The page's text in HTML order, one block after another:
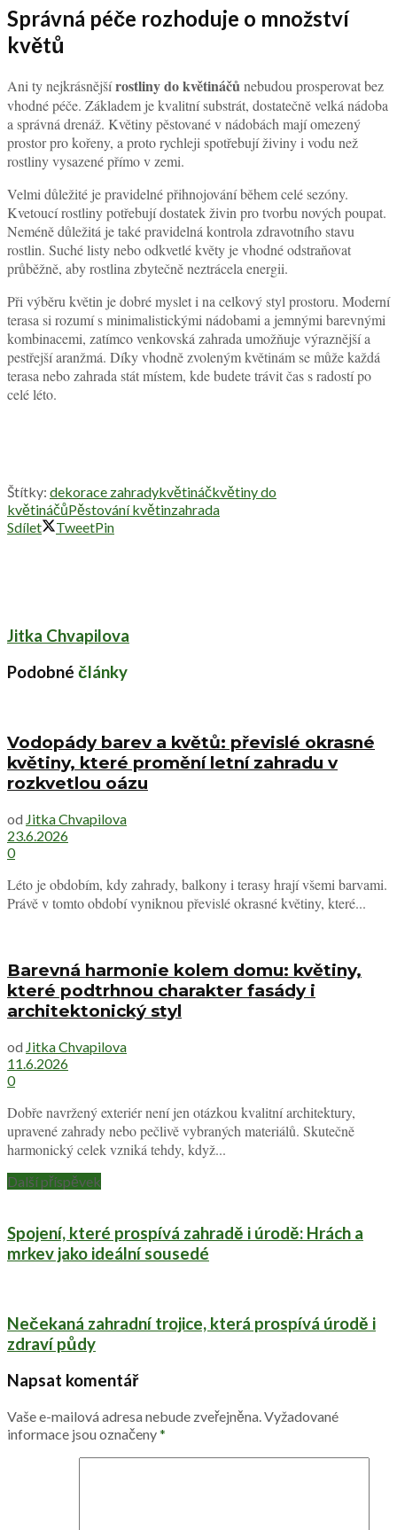
Správná péče rozhoduje o množství
květů
Ani ty nejkrásnějšírostliny do květináčůnebudou prosperovat bez
vhodné péče. Základem je kvalitní substrát, dostatečně velká nádoba
a správná drenáž. Květiny pěstované v nádobách mají omezený
prostor pro kořeny, a proto rychleji spotřebují živiny i vodu než
rostliny vysazené přímo v zemi.
Velmi důležité je pravidelné přihnojování během celé sezóny.
Kvetoucí rostliny potřebují dostatek živin pro tvorbu nových poupat.
Neméně důležitá je také pravidelná kontrola zdravotního stavu
rostlin. Suché listy nebo odkvetlé květy je vhodné odstraňovat
průběžně, aby rostlina zbytečně neztrácela energii.
Při výběru květin je dobré myslet i na celkový styl prostoru. Moderní
terasa si rozumí s minimalistickými nádobami a jemnými barevnými
kombinacemi, zatímco venkovská zahrada umožňuje výraznější a
pestřejší aranžmá. Díky vhodně zvoleným květinám se může každá
terasa nebo zahrada stát místem, kde budete trávit čas s radostí po
celé léto.
Štítky: dekorace zahradykvětináčkvětiny do
květináčůPěstování květinzahrada
Sdílet
TweetPin
Jitka Chvapilova
Podobné články
Vodopády barev a květů: převislé okrasné
květiny, které promění letní zahradu v
rozkvetlou oázu
od Jitka Chvapilova
23.6.2026
0
Léto je obdobím, kdy zahrady, balkony i terasy hrají všemi barvami.
Právě v tomto období vyniknou převislé okrasné květiny, které...
Barevná harmonie kolem domu: květiny,
které podtrhnou charakter fasády i
architektonický styl
od Jitka Chvapilova
11.6.2026
0
Dobře navržený exteriér není jen otázkou kvalitní architektury,
upravené zahrady nebo pečlivě vybraných materiálů. Skutečně
harmonický celek vzniká tehdy, když...
Další příspěvek
Spojení, které prospívá zahradě i úrodě: Hrách a
mrkev jako ideální sousedé
Nečekaná zahradní trojice, která prospívá úrodě i
zdraví půdy
Napsat komentář
Vaše e-mailová adresa nebude zveřejněna.Vyžadované
informace jsou označeny*